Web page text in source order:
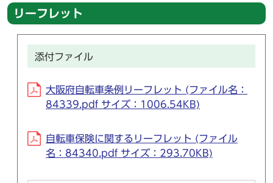
リーフレット
添付ファイル
大阪府自転車条例リーフレット (ファイル名：
84339.pdf サイズ：1006.54KB)
自転車保険に関するリーフレット (ファイル
名：84340.pdf サイズ：293.70KB)